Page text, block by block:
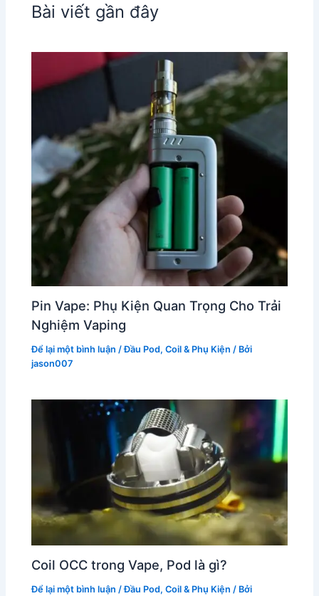
Bài viết gần đây
Pin Vape: Phụ Kiện Quan Trọng Cho Trải
Nghiệm Vaping
Để lại một bình luận /Đầu Pod, Coil & Phụ Kiện / Bởi
jason007
Coil OCC trong Vape, Pod là gì?
Để lại một bình luận /Đầu Pod, Coil & Phụ Kiện / Bởi